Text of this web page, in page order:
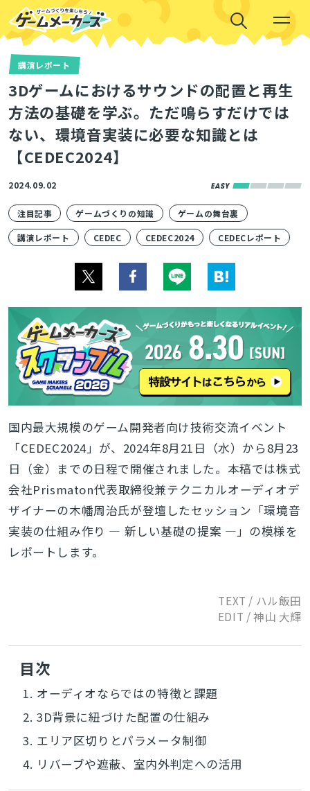
講演レポート
3Dゲームにおけるサウンドの配置と再生
方法の基礎を学ぶ。ただ鳴らすだけでは
ない、環境音実装に必要な知識とは
【CEDEC2024】
2024.09.02
注目記事 ゲームづくりの知識 ゲームの舞台裏
講演レポート CEDEC CEDEC2024 CEDECレポート
国内最大規模のゲーム開発者向け技術交流イベント
「CEDEC2024」が、2024年8月21日（水）から8月23
日（金）までの日程で開催されました。本稿では株式
会社Prismaton代表取締役兼テクニカルオーディオデ
ザイナーの木幡周治氏が登壇したセッション「環境音
実装の仕組み作り ― 新しい基礎の提案 ―」の模様を
レポートします。
TEXT / ハル飯田
EDIT / 神山 大輝
目次
1. オーディオならではの特徴と課題
2. 3D背景に紐づけた配置の仕組み
3. エリア区切りとパラメータ制御
4. リバーブや遮蔽、室内外判定への活用